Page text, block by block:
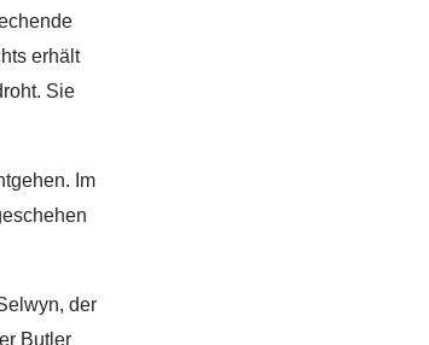
erhält
Sie
Im
der
Butler